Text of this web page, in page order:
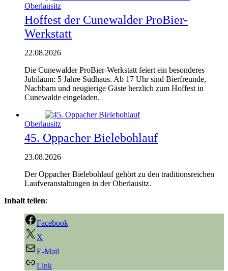
Oberlausitz
Hoffest der Cunewalder ProBier-
Werkstatt
22.08.2026
Die Cunewalder ProBier-Werkstatt feiert ein besonderes
Jubiläum: 5 Jahre Sudhaus. Ab 17 Uhr sind Bierfreunde,
Nachbarn und neugierige Gäste herzlich zum Hoffest in
Cunewalde eingeladen.
Oberlausitz
45. Oppacher Bielebohlauf
23.08.2026
Der Oppacher Bielebohlauf gehört zu den traditionsreichen
Laufveranstaltungen in der Oberlausitz.
Inhalt teilen:
Facebook
X
E-Mail
Link